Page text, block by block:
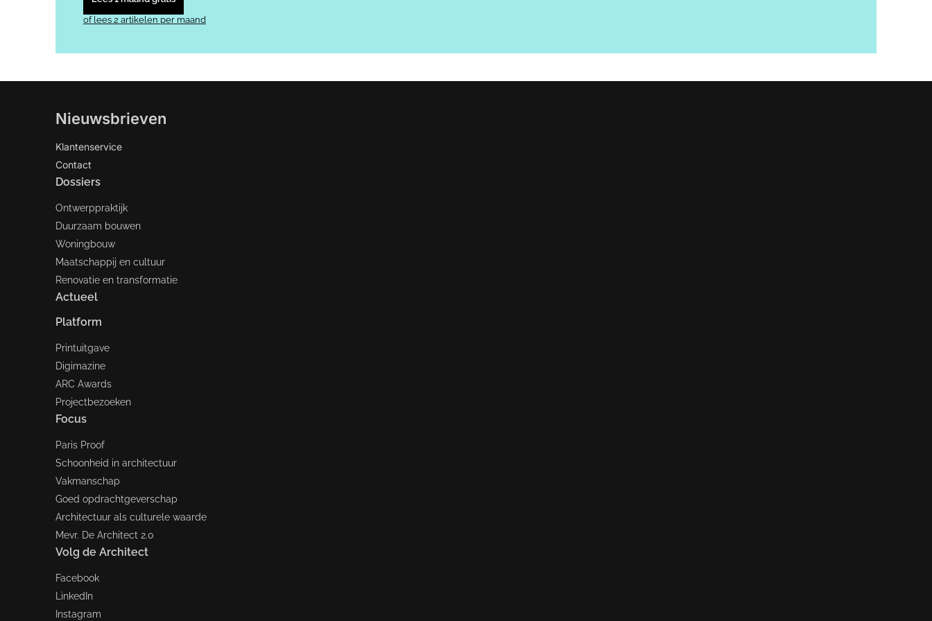
of lees 2 artikelen per maand
Nieuwsbrieven
Klantenservice
Contact
Dossiers
Ontwerppraktijk
Duurzaam bouwen
Woningbouw
Maatschappij en cultuur
Renovatie en transformatie
Actueel
Platform
Printuitgave
Digimazine
ARC Awards
Projectbezoeken
Focus
Paris Proof
Schoonheid in architectuur
Vakmanschap
Goed opdrachtgeverschap
Architectuur als culturele waarde
Mevr. De Architect 2.0
Volg de Architect
Facebook
LinkedIn
Instagram